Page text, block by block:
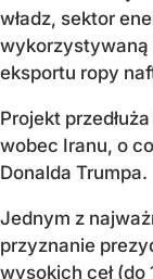
władz, sektor
wykorzystywaną
eksportu ropy
Projekt
wobec Iranu, o
Donalda Trumpa.
Jednym z
przyznanie
wysokich ceł (do